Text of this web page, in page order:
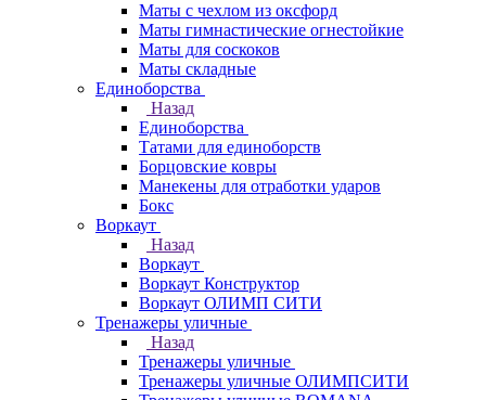
Маты с чехлом из оксфорд
Маты гимнастические огнестойкие
Маты для соскоков
Маты складные
Единоборства
Назад
Единоборства
Татами для единоборств
Борцовские ковры
Манекены для отработки ударов
Бокс
Воркаут
Назад
Воркаут
Воркаут Конструктор
Воркаут ОЛИМП СИТИ
Тренажеры уличные
Назад
Тренажеры уличные
Тренажеры уличные ОЛИМПСИТИ